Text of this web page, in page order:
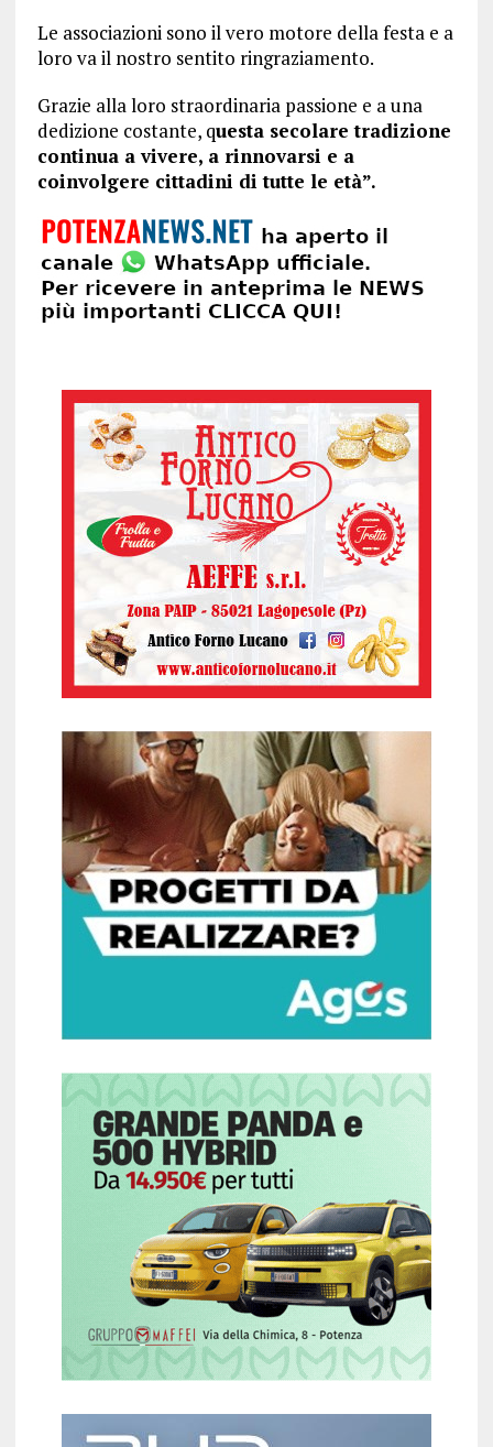
Le associazioni sono il vero motore della festa e a
loro va il nostro sentito ringraziamento.
Grazie alla loro straordinaria passione e a una
dedizione costante, questa secolare tradizione
continua a vivere, a rinnovarsi e a
coinvolgere cittadini di tutte le età”.